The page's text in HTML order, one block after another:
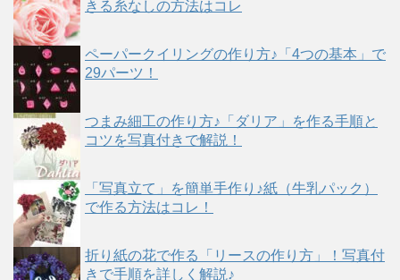
きる糸なしの方法はコレ
ペーパークイリングの作り方♪「4つの基本」で
29パーツ！
つまみ細工の作り方♪「ダリア」を作る手順と
コツを写真付きで解説！
「写真立て」を簡単手作り♪紙（牛乳パック）
で作る方法はコレ！
折り紙の花で作る「リースの作り方」！写真付
きで手順を詳しく解説♪